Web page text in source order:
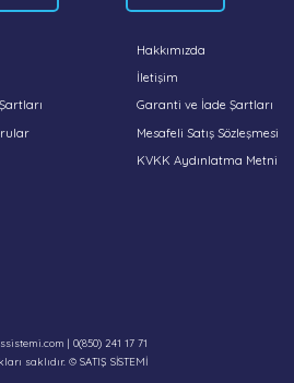
Hakkımızda
İletişim
Garanti ve İade Şartları
Mesafeli Satış Sözleşmesi
KVKK Aydınlatma Metni
| 0(850) 241 17 71
saklıdır. © SATIŞ SİSTEMİ